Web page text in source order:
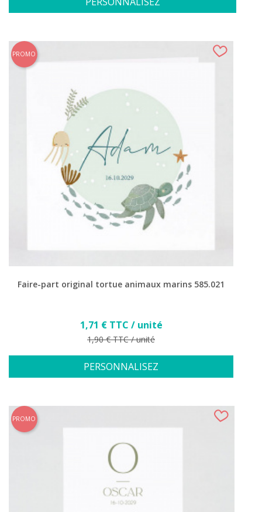
Faire-part original tortue animaux marins 585.021
Prix
1,71 € TTC / unité
Prix de base
1,90 € TTC / unité
PERSONNALISEZ
PROMO
PROMO